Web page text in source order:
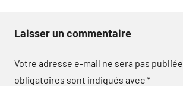
Laisser un commentaire
Votre adresse e-mail ne sera pas publiée.
obligatoires sont indiqués avec*